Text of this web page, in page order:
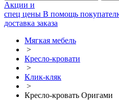
Акции и
спец цены В помощь
доставка заказа
Мягкая мебель
>
Кресло-кровати
>
Клик-кляк
>
Кресло-кровать Оригами